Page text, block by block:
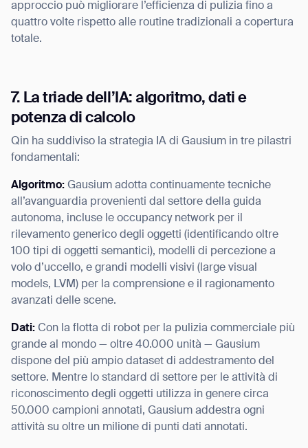
approccio può migliorare l’efficienza di pulizia fino a
quattro volte rispetto alle routine tradizionali a copertura
totale.
7. La triade dell’IA: algoritmo, dati e
potenza di calcolo
Qin ha suddiviso la strategia IA di Gausium in tre pilastri
fondamentali:
Algoritmo: Gausium adotta continuamente tecniche
all’avanguardia provenienti dal settore della guida
autonoma, incluse le occupancy network per il
rilevamento generico degli oggetti (identificando oltre
100 tipi di oggetti semantici), modelli di percezione a
volo d’uccello, e grandi modelli visivi (large visual
models, LVM) per la comprensione e il ragionamento
avanzati delle scene.
Dati: Con la flotta di robot per la pulizia commerciale più
grande al mondo — oltre 40.000 unità — Gausium
dispone del più ampio dataset di addestramento del
settore. Mentre lo standard di settore per le attività di
riconoscimento degli oggetti utilizza in genere circa
50.000 campioni annotati, Gausium addestra ogni
attività su oltre un milione di punti dati annotati.